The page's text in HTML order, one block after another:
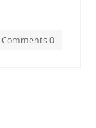
Comments 0